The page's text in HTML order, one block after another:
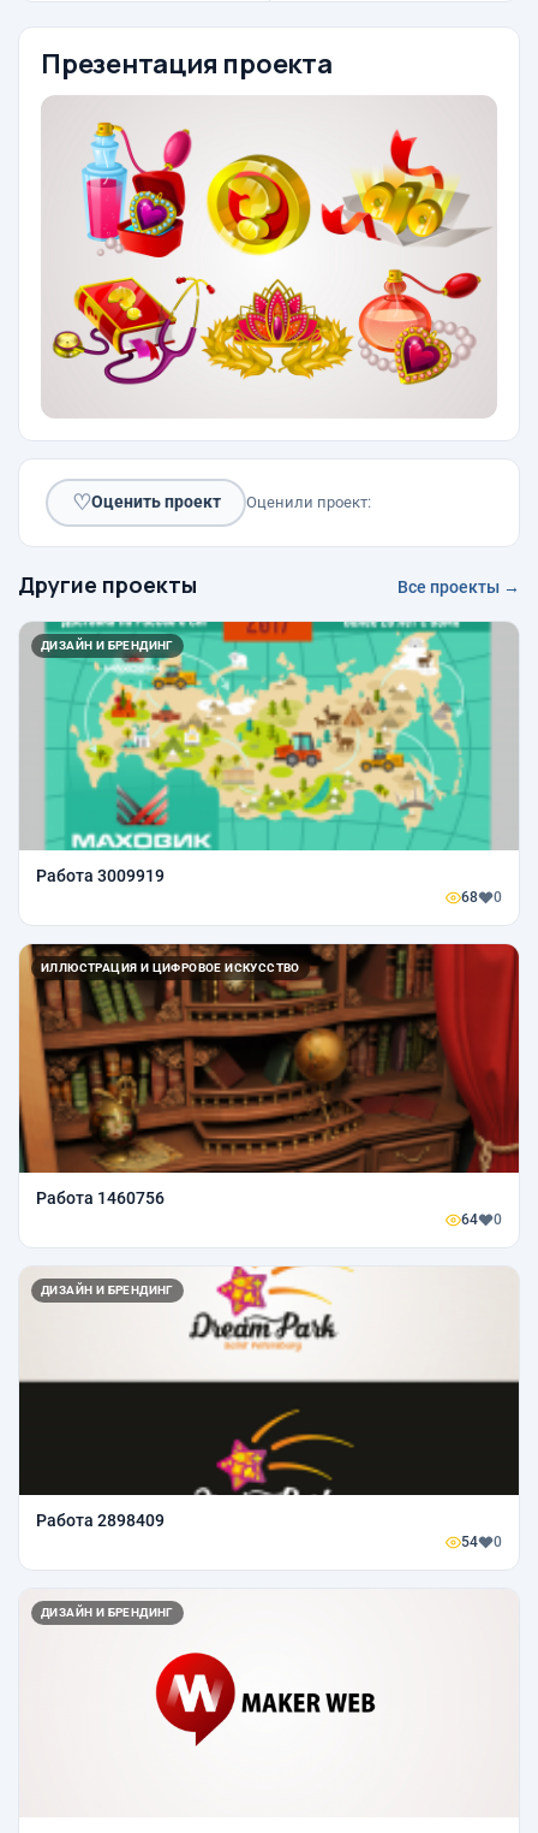
Презентация проекта
♡Оценить проект Оценили проект:
Другие проекты Все проекты →
ДИЗАЙН И БРЕНДИНГ
Работа 3009919
68 0
ИЛЛЮСТРАЦИЯ И ЦИФРОВОЕ ИСКУССТВО
Работа 1460756
64 0
ДИЗАЙН И БРЕНДИНГ
Работа 2898409
54 0
ДИЗАЙН И БРЕНДИНГ